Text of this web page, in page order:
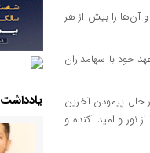
آن‌ها را بیش از هر
خود با سهامداران
حال پیمودن آخرین
نور و امید آکنده و
یادداشت